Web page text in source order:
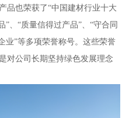
品也荣获了“中国建材行业十大
、“质量信得过产品”、“守合同
业”等多项荣誉称号。这些荣誉
对公司长期坚持绿色发展理念